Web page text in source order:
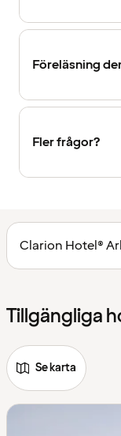
Föreläsning
Fler frågor?
Clarion Hotel®
Tillgängliga
Se karta